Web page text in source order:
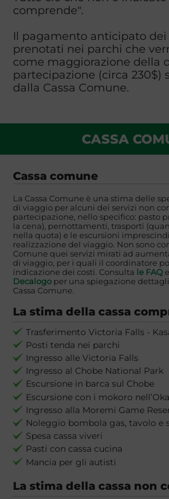
comprende".
Il pagamento anticipato
prenotati nei parchi che
come maggiorazione della
partecipazione (circa 230$)
dalla Cassa Comune.
CASSA
Cassa comune
La Cassa Comune è una stima delle
di viaggio per alcuni dei servizi non
partecipazione, nello specifico: pasto
la cena), pernottamenti, trasporti
nella quota) e le escursioni
realizzazione del viaggio. Non sono
Comune quei servizi mirati ad
di viaggio, per i quali il coordinatore
indicazione dei costi. Consulta le FAQ
Decalogoper una spiegazione
Cassa Comune.
La stima della cassa
Trasferimento Victoria Falls -
Posti tenda nei parchi
Ingresso alle Victoria Falls
Ingresso al Chobe National Park
Escursione in barca sul Chobe
Escursione con i mokoro
Ingresso alla Moremi Game
Noleggio bombola gas, tavolo e
Spesa cassa viveri
Pasti con cassa cucina
Mancia per gli autisti
La stima della cassa non